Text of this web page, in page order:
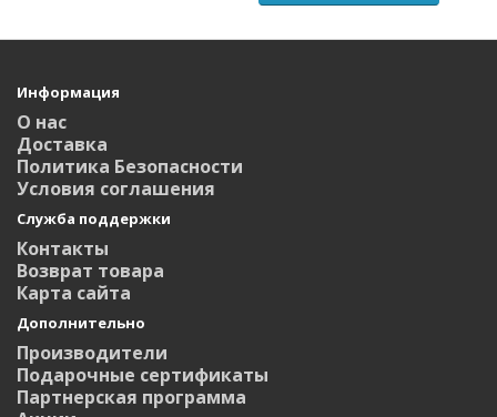
Информация
О нас
Доставка
Политика Безопасности
Условия соглашения
Служба поддержки
Контакты
Возврат товара
Карта сайта
Дополнительно
Производители
Подарочные сертификаты
Партнерская программа